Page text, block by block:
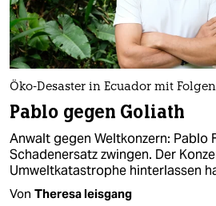
Öko-Desaster in Ecuador mit Folgen
Pablo gegen Goliath
Anwalt gegen Weltkonzern: Pablo
Schadenersatz zwingen. Der
Umweltkatastrophe hinterlassen
Von Theresa leisgang